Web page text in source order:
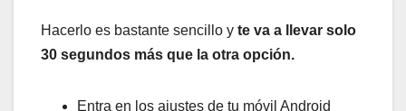
Hacerlo es bastante sencillo y te va a llevar solo
30 segundos más que la otra opción.
Entra en los ajustes de tu móvil Android